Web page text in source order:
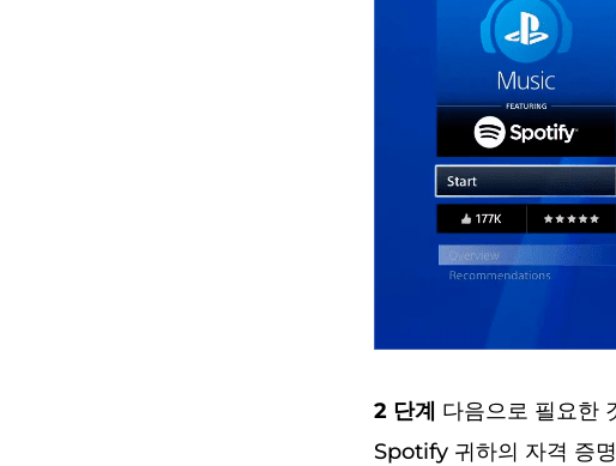
2 단계 다음으로 필요한
Spotify 귀하의 자격 증